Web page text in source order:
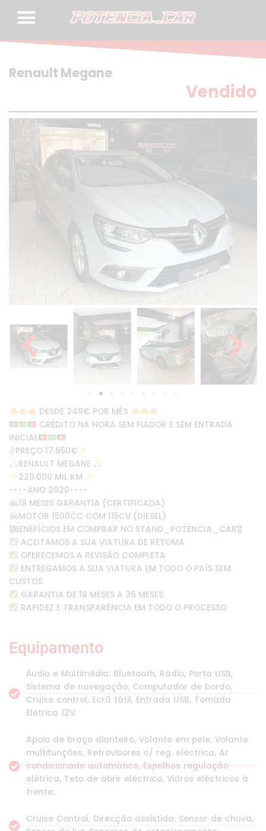
Renault Megane
Vendido
DESDE 249€ POR MÊS
CRÉDITO NA HORA SEM FIADOR E SEM ENTRADA
INICIAL
✌PREÇO 17.950€
RENAULT MEGANE
220.000 MIL KM
ANO 2020
18 MESES GARANTIA (CERTIFICADA)
MOTOR 1500CC COM 115CV (DIESEL)
🎖BENEFÍCIOS EM COMPRAR NO STAND_POTENCIA_CAR🎖
ACEITAMOS A SUA VIATURA DE RETOMA
OFERECEMOS A REVISÃO COMPLETA
ENTREGAMOS A SUA VIATURA EM TODO O PAÍS SEM
CUSTOS
GARANTIA DE 18 MESES A 36 MESES
RAPIDEZ E TRANSPARÊNCIA EM TODO O PROCESSO
Equipamento
Áudio e Multimédia: Bluetooth, Rádio, Porta USB,
Sistema de navegação, Computador de bordo,
Cruise control, Ecrã tátil, Entrada USB, Tomada
Elétrica 12V;
Apoio de braço dianteiro, Volante em pele, Volante
multifunções, Retrovisores c/ reg. eléctrica, Ar
condicionado automático, Espelhos regulação
elétrica, Teto de abrir eléctrico, Vidros eléctricos à
frente;
Cruise Control, Direcção assistida, Sensor de chuva,